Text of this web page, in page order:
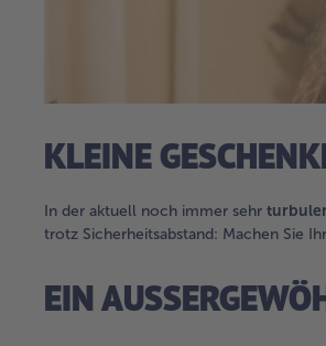
KLEINE
In der aktuell noch immer sehr
trotz Sicherheitsabstand: Machen Sie
EIN